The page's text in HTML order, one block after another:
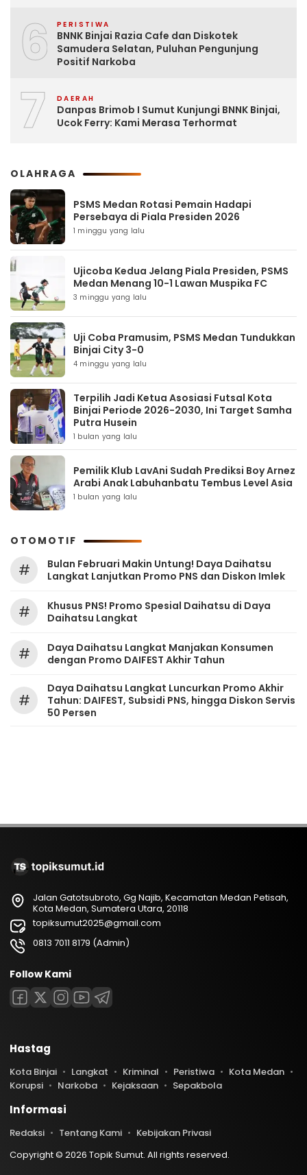
6 PERISTIWA
BNNK Binjai Razia Cafe dan Diskotek
Samudera Selatan, Puluhan Pengunjung
Positif Narkoba
7 DAERAH
Danpas Brimob I Sumut Kunjungi BNNK Binjai,
Ucok Ferry: Kami Merasa Terhormat
OLAHRAGA
PSMS Medan Rotasi Pemain Hadapi
Persebaya di Piala Presiden 2026
1 minggu yang lalu
Ujicoba Kedua Jelang Piala Presiden, PSMS
Medan Menang 10-1 Lawan Muspika FC
3 minggu yang lalu
Uji Coba Pramusim, PSMS Medan Tundukkan
Binjai City 3-0
4 minggu yang lalu
Terpilih Jadi Ketua Asosiasi Futsal Kota
Binjai Periode 2026-2030, Ini Target Samha
Putra Husein
1 bulan yang lalu
Pemilik Klub LavAni Sudah Prediksi Boy Arnez
Arabi Anak Labuhanbatu Tembus Level Asia
1 bulan yang lalu
OTOMOTIF
#
Bulan Februari Makin Untung! Daya Daihatsu
Langkat Lanjutkan Promo PNS dan Diskon Imlek
#
Khusus PNS! Promo Spesial Daihatsu di Daya
Daihatsu Langkat
#
Daya Daihatsu Langkat Manjakan Konsumen
dengan Promo DAIFEST Akhir Tahun
#
Daya Daihatsu Langkat Luncurkan Promo Akhir
Tahun: DAIFEST, Subsidi PNS, hingga Diskon Servis
50 Persen
Jalan Gatotsubroto, Gg Najib, Kecamatan Medan Petisah,
Kota Medan, Sumatera Utara, 20118
topiksumut2025@gmail.com
0813 7011 8179 (Admin)
Follow Kami
Hastag
Kota Binjai Langkat Kriminal Peristiwa
Kota Medan
Korupsi
Narkoba Kejaksaan Sepakbola
Informasi
Redaksi Tentang Kami
Kebijakan Privasi
Copyright © 2026 Topik Sumut. All rights reserved.